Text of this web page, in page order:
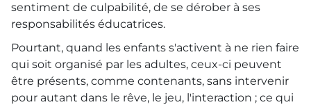
sentiment de culpabilité, de se dérober à ses
responsabilités éducatrices.
Pourtant, quand les enfants s'activent à ne rien faire
qui soit organisé par les adultes, ceux-ci peuvent
être présents, comme contenants, sans intervenir
pour autant dans le rêve, le jeu, l'interaction ; ce qui